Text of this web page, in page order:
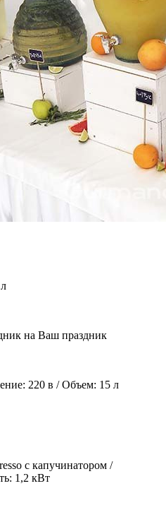
на Ваш праздник
220 в / Объем: 15 л
с капучинатором /
1,2 кВт